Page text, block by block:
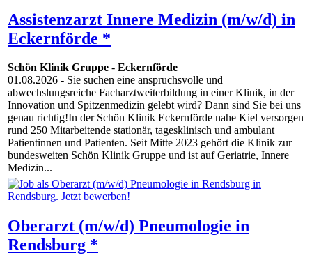
Assistenzarzt Innere Medizin (m/w/d) in
Eckernförde *
Schön Klinik Gruppe - Eckernförde
01.08.2026 - Sie suchen eine anspruchsvolle und
abwechslungsreiche Facharztweiterbildung in einer Klinik, in der
Innovation und Spitzenmedizin gelebt wird? Dann sind Sie bei uns
genau richtig!In der Schön Klinik Eckernförde nahe Kiel versorgen
rund 250 Mitarbeitende stationär, tagesklinisch und ambulant
Patientinnen und Patienten. Seit Mitte 2023 gehört die Klinik zur
bundesweiten Schön Klinik Gruppe und ist auf Geriatrie, Innere
Medizin...
Oberarzt (m/w/d) Pneumologie in
Rendsburg *